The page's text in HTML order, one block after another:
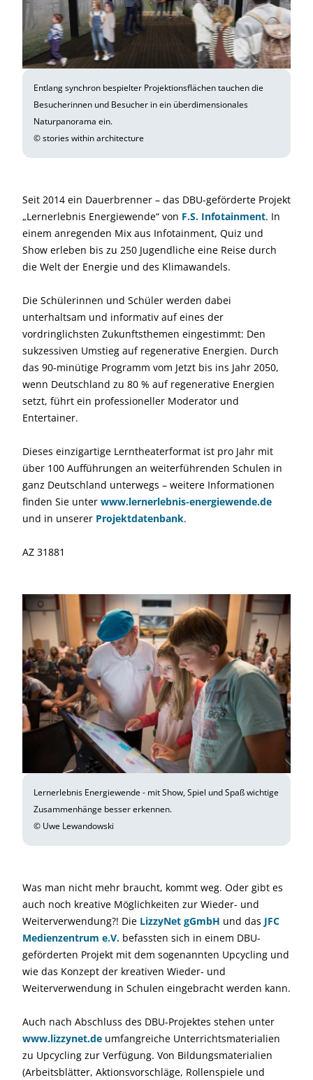
Entlang synchron bespielter Projektionsflächen tauchen die
Besucherinnen und Besucher in ein überdimensionales
Naturpanorama ein.
© stories within architecture
Seit 2014 ein Dauerbrenner – das DBU-geförderte Projekt
„Lernerlebnis Energiewende“ von F.S. Infotainment. In
einem anregenden Mix aus Infotainment, Quiz und
Show erleben bis zu 250 Jugendliche eine Reise durch
die Welt der Energie und des Klimawandels.
Die Schülerinnen und Schüler werden dabei
unterhaltsam und informativ auf eines der
vordringlichsten Zukunftsthemen eingestimmt: Den
sukzessiven Umstieg auf regenerative Energien. Durch
das 90-minütige Programm vom Jetzt bis ins Jahr 2050,
wenn Deutschland zu 80 % auf regenerative Energien
setzt, führt ein professioneller Moderator und
Entertainer.
Dieses einzigartige Lerntheaterformat ist pro Jahr mit
über 100 Aufführungen an weiterführenden Schulen in
ganz Deutschland unterwegs – weitere Informationen
finden Sie unter www.lernerlebnis-energiewende.de
und in unserer Projektdatenbank.
AZ 31881
Lernerlebnis Energiewende - mit Show, Spiel und Spaß wichtige
Zusammenhänge besser erkennen.
© Uwe Lewandowski
Was man nicht mehr braucht, kommt weg. Oder gibt es
auch noch kreative Möglichkeiten zur Wieder- und
Weiterverwendung?! Die LizzyNet gGmbH und das JFC
Medienzentrum e.V. befassten sich in einem DBU-
geförderten Projekt mit dem sogenannten Upcycling und
wie das Konzept der kreativen Wieder- und
Weiterverwendung in Schulen eingebracht werden kann.
Auch nach Abschluss des DBU-Projektes stehen unter
www.lizzynet.de umfangreiche Unterrichtsmaterialien
zu Upcycling zur Verfügung. Von Bildungsmaterialien
(Arbeitsblätter, Aktionsvorschläge, Rollenspiele und